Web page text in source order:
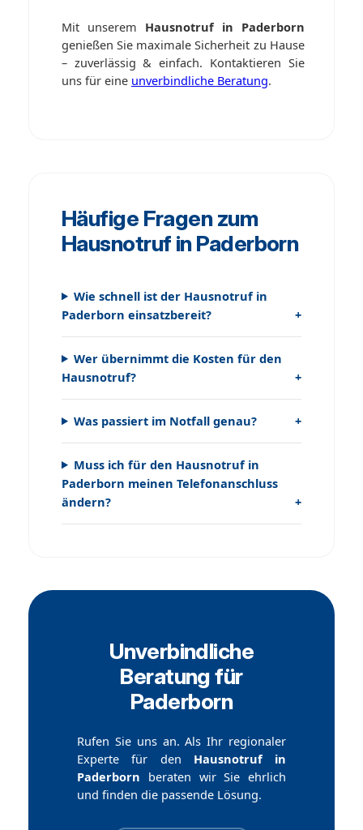
Mit unserem Hausnotruf in Paderborn
genießen Sie maximale Sicherheit zu Hause
– zuverlässig & einfach. Kontaktieren Sie
uns für eine unverbindliche Beratung.
Häufige Fragen zum
Hausnotruf in Paderborn
Wie schnell ist der Hausnotruf in
Paderborn einsatzbereit?
Wer übernimmt die Kosten für den
Hausnotruf?
Was passiert im Notfall genau?
Muss ich für den Hausnotruf in
Paderborn meinen Telefonanschluss
ändern?
Unverbindliche
Beratung für
Paderborn
Rufen Sie uns an. Als Ihr regionaler
Experte für den Hausnotruf in
Paderborn beraten wir Sie ehrlich
und finden die passende Lösung.